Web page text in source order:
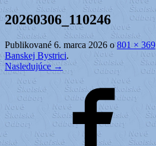
20260306_110246
Publikované 6. marca 2026 o801 × 369
Banskej Bystrici.
Nasledujúce →